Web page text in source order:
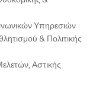
Υπηρεσιών
& Πολιτικής
Αστικής